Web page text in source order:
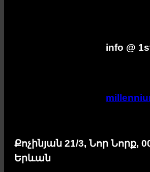
info @
Քոչինյան 21/3, Նոր Նորք,
Երևան